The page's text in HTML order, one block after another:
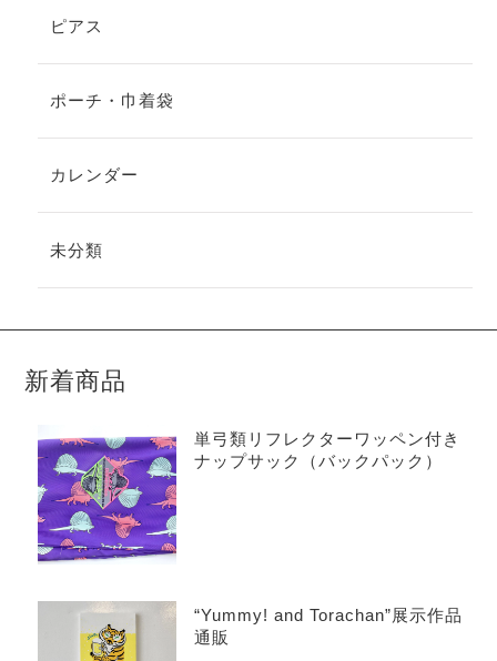
ピアス
ポーチ・巾着袋
カレンダー
未分類
新着商品
単弓類リフレクターワッペン付き
ナップサック（バックパック）
“Yummy! and Torachan”展示作品
通販